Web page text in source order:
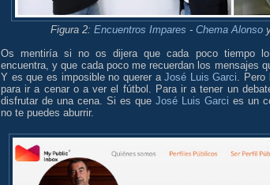
Figura 2: Encuentros Impares - Chema Alonso
Os mentiría si no os dijera que cada poco tiempo
encuentra, y que cada poco me recuerdan los mensajes
Y es que es imposible no querer aJosé Luis Garci .
para ir a cenar o a ver el fútbol. Para ir a tener un
disfrutar de una cena. Si es que José Luis Garci es un
no te puedes aburrir.